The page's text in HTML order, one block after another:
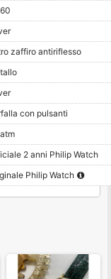
zaffiro antiriflesso
con pulsanti
2 anni Philip Watch
Philip Watch